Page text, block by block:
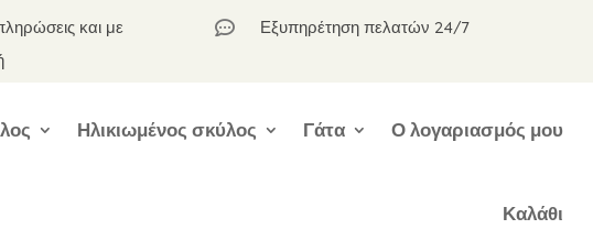
και με
 Εξυπηρέτηση πελατών 24/7
Ηλικιωμένος σκύλος Γάτα Ο λογαριασμός μου
Καλάθι